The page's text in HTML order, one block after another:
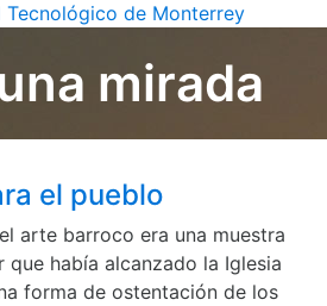
de Monterrey
mirada
el pueblo
arte barroco era una muestra
había alcanzado la Iglesia
forma de ostentación de los